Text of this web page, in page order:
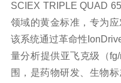
SCIEX TRIPLE QUAD
领域的黄金标准，专为
该系统通过革命性
量分析提供亚飞克级（
围，是药物研发 、生物